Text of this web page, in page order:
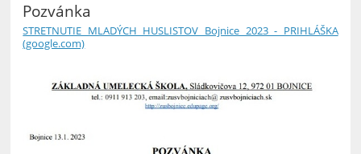
Pozvánka
STRETNUTIE MLADÝCH HUSLISTOV Bojnice 2023 - PRIHLÁŠKA
(google.com)